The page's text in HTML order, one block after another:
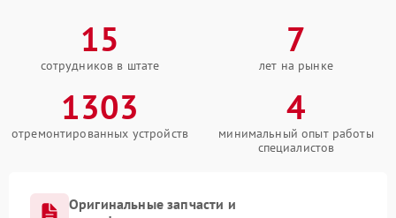
15
сотрудников в штате
7
лет на рынке
1303
отремонтированных устройств
4
минимальный опыт работы
специалистов
Оригинальные запчасти и